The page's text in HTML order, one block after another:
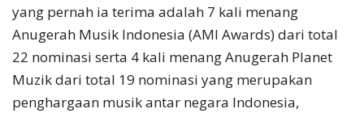
yang pernah ia terima adalah 7 kali menang
Anugerah Musik Indonesia (AMI Awards) dari total
22 nominasi serta 4 kali menang Anugerah Planet
Muzik dari total 19 nominasi yang merupakan
penghargaan musik antar negara Indonesia,